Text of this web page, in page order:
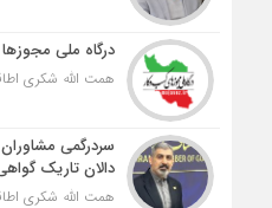
درگاه ملی
همت الله شکری
سردرگمی مشاوران
دالان تاریک
همت الله شکری